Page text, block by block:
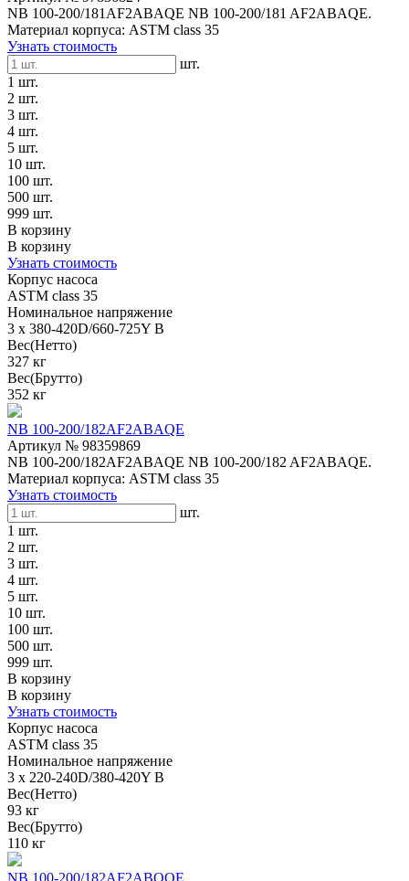
NB 100-200/181AF2ABAQE NB 100-200/181 AF2ABAQE.
Материал корпуса: ASTM class 35
Узнать стоимость
шт.
1 шт.
2 шт.
3 шт.
4 шт.
5 шт.
10 шт.
100 шт.
500 шт.
999 шт.
В корзину
В корзину
Узнать стоимость
Корпус насоса
ASTM class 35
Номинальное напряжение
3 x 380-420D/660-725Y В
Вес(Нетто)
327 кг
Вес(Брутто)
352 кг
NB 100-200/182AF2ABAQE
Артикул № 98359869
NB 100-200/182AF2ABAQE NB 100-200/182 AF2ABAQE.
Материал корпуса: ASTM class 35
Узнать стоимость
шт.
1 шт.
2 шт.
3 шт.
4 шт.
5 шт.
10 шт.
100 шт.
500 шт.
999 шт.
В корзину
В корзину
Узнать стоимость
Корпус насоса
ASTM class 35
Номинальное напряжение
3 x 220-240D/380-420Y В
Вес(Нетто)
93 кг
Вес(Брутто)
110 кг